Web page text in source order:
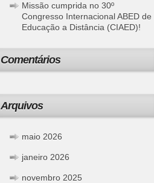
Missão cumprida no 30º
Congresso Internacional ABED de
Educação a Distância (CIAED)!
Comentários
Arquivos
maio 2026
janeiro 2026
novembro 2025